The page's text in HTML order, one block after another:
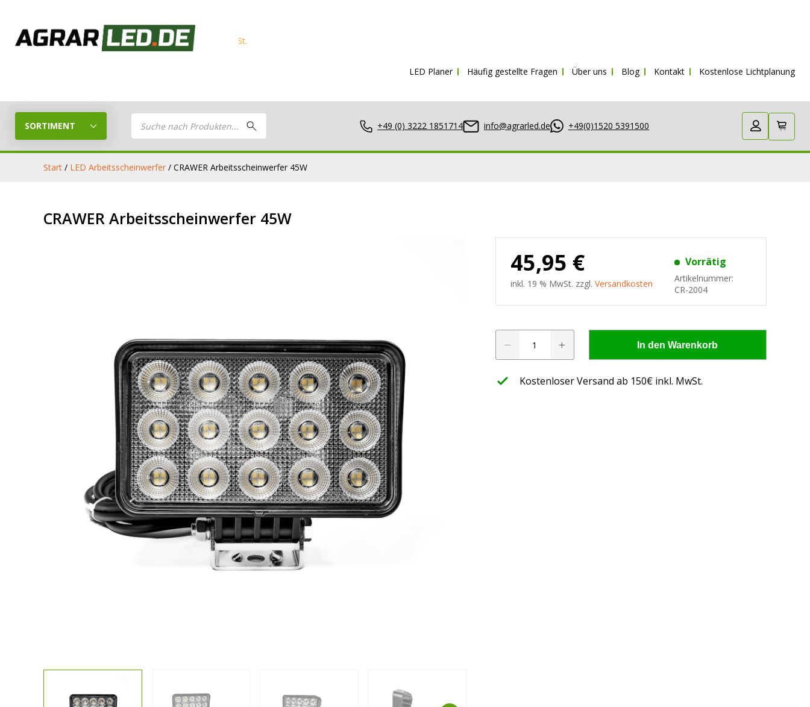
LED Planer Häufig gestellte Fragen Über uns Blog Kontakt Kostenlose Lichtplanung
SORTIMENT
Products
search +49 (0) 3222 1851714 info@agrarled.de +49(0)1520 5391500
LED Planer
Stelle dein eigenes LED-Paket
LED
Arbeitsscheinwerfer
Rundumleuchten
Begrenzungsleuchte
n
Positionsleuchten:
Sicherheit in allen
LED Bar & Offroad
Zusatzscheinwerfer
LED Hallenstrahler &
LED
Düsenbeleuchtung
Vorteilsverpackunge
LED
Beleuchtungssets
Kostenlose
Start / LED Arbeitsscheinwerfer / CRAWER Arbeitsscheinwerfer 45W
CRAWER Arbeitsscheinwerfer 45W
45,95 €
inkl. 19 % MwSt. zzgl. Versandkosten
Vorrätig
Artikelnummer:
CR-2004
CRAWER
Arbeitsscheinwerfer
45W
Menge
In den Warenkorb
Kostenloser Versand ab 150€ inkl. MwSt.